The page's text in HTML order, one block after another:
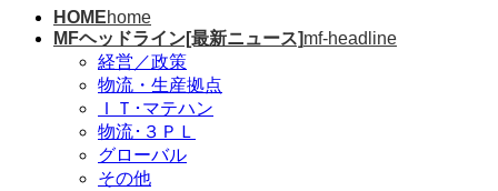
HOMEhome
MFヘッドライン[最新ニュース]mf-headline
経営／政策
物流・生産拠点
ＩＴ･マテハン
物流･３ＰＬ
グローバル
その他